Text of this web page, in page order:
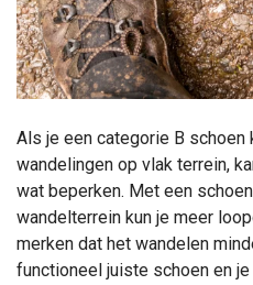
Als je een categorie B
wandelingen op vlak terrein,
wat beperken. Met een
wandelterrein kun je meer
merken dat het wandelen
functioneel juiste schoen en